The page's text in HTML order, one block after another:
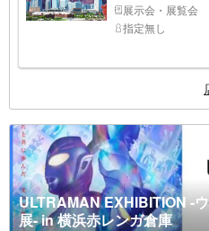
展示会・展覧会
指定無し
ULTRAMAN EXHIBITION -
展- in 横浜赤レンガ倉庫